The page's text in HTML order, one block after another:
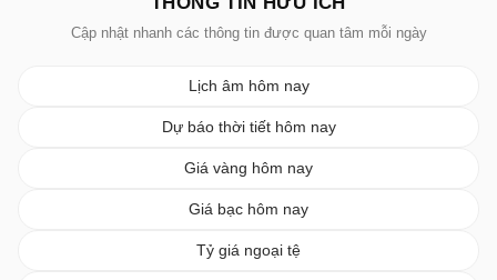
Cập nhật nhanh các thông tin được quan tâm mỗi ngày
Lịch âm hôm nay
Dự báo thời tiết hôm nay
Giá vàng hôm nay
Giá bạc hôm nay
Tỷ giá ngoại tệ